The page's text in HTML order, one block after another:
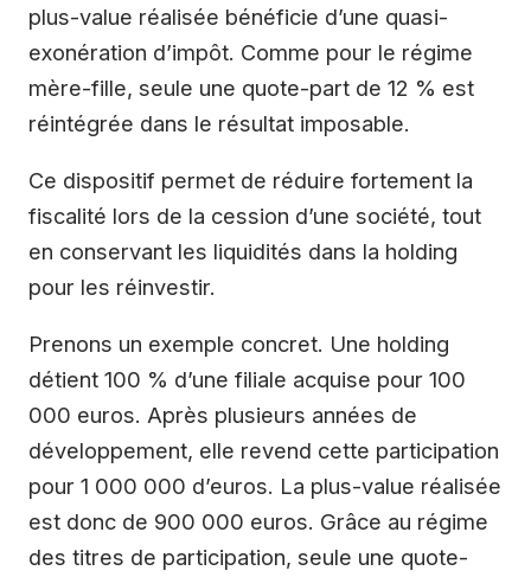
plus-value réalisée bénéficie d’une quasi-
exonération d’impôt. Comme pour le régime
mère-fille, seule une quote-part de 12 % est
réintégrée dans le résultat imposable.
Ce dispositif permet de réduire fortement la
fiscalité lors de la cession d’une société, tout
en conservant les liquidités dans la holding
pour les réinvestir.
Prenons un exemple concret. Une holding
détient 100 % d’une filiale acquise pour 100
000 euros. Après plusieurs années de
développement, elle revend cette participation
pour 1 000 000 d’euros. La plus-value réalisée
est donc de 900 000 euros. Grâce au régime
des titres de participation, seule une quote-